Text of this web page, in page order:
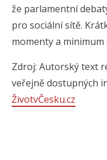
že parlamentní
pro sociální sítě.
momenty a
Zdroj: Autorský text
veřejně dostupných
ŽivotvČesku.cz